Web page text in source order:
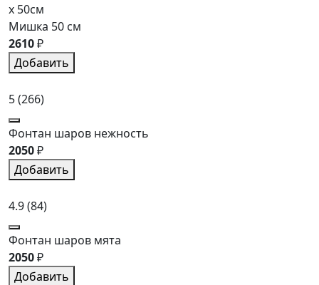
x 50см
Мишка 50 см
2610₽
Добавить
5(266)
Фонтан шаров нежность
2050₽
Добавить
4.9(84)
Фонтан шаров мята
2050₽
Добавить